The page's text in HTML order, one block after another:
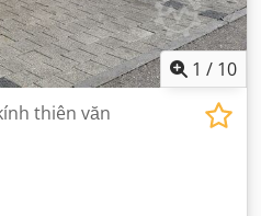
1 / 10
thiên văn